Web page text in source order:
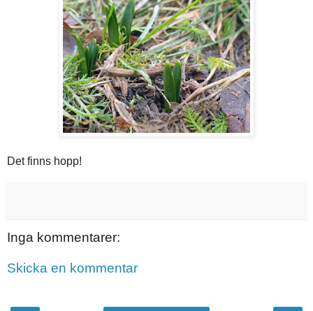
Det finns hopp!
Inga kommentarer:
Skicka en kommentar